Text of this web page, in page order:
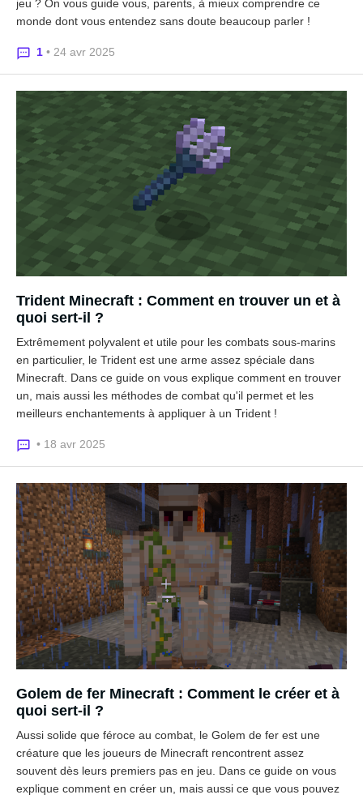
jeu ? On vous guide vous, parents, à mieux comprendre ce
monde dont vous entendez sans doute beaucoup parler !
1 • 24 avr 2025
Trident Minecraft : Comment en trouver un et à
quoi sert-il ?
Extrêmement polyvalent et utile pour les combats sous-marins
en particulier, le Trident est une arme assez spéciale dans
Minecraft. Dans ce guide on vous explique comment en trouver
un, mais aussi les méthodes de combat qu'il permet et les
meilleurs enchantements à appliquer à un Trident !
• 18 avr 2025
Golem de fer Minecraft : Comment le créer et à
quoi sert-il ?
Aussi solide que féroce au combat, le Golem de fer est une
créature que les joueurs de Minecraft rencontrent assez
souvent dès leurs premiers pas en jeu. Dans ce guide on vous
explique comment en créer un, mais aussi ce que vous pouvez